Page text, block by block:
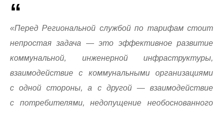
«Перед Региональной службой по тарифам стоит
непростая задача — это эффективное развитие
коммунальной, инженерной инфраструктуры,
взаимодействие с коммунальными организациями
с одной стороны, а с другой — взаимодействие
с потребителями, недопущение необоснованного